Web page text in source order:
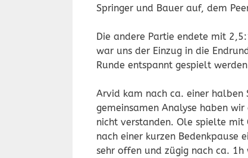
Springer und Bauer auf, dem
Die andere Partie endete mit
war uns der Einzug in die
Runde entspannt gespielt
Arvid kam nach ca. einer halben
gemeinsamen Analyse haben
nicht verstanden. Ole spielte mit
nach einer kurzen Bedenkpause
sehr offen und zügig nach ca.